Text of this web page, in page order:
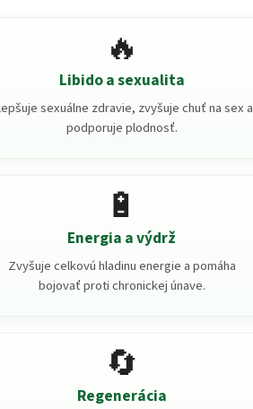
🔥
Libido a sexualita
sexuálne zdravie, zvyšuje chuť na sex a
podporuje plodnosť.
🔋
Energia a výdrž
Zvyšuje celkovú hladinu energie a pomáha
bojovať proti chronickej únave.
🔄
Regenerácia